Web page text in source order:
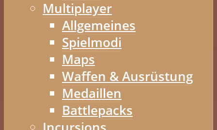
Multiplayer
Allgemeines
Spielmodi
Maps
Waffen & Ausrüstung
Medaillen
Battlepacks